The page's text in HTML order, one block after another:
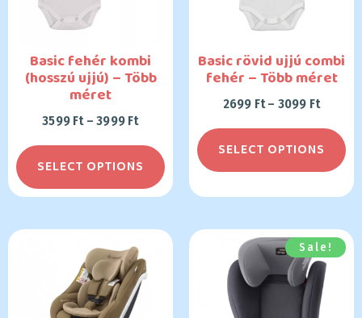
Basic fehér kombi
(hosszú ujjú) – Több
méret
3599 Ft–3999 Ft
SELECT OPTIONS
Basic rövid ujjú combi
fehér – Több méret
2699 Ft– 3099 Ft
SELECT OPTIONS
Sale!